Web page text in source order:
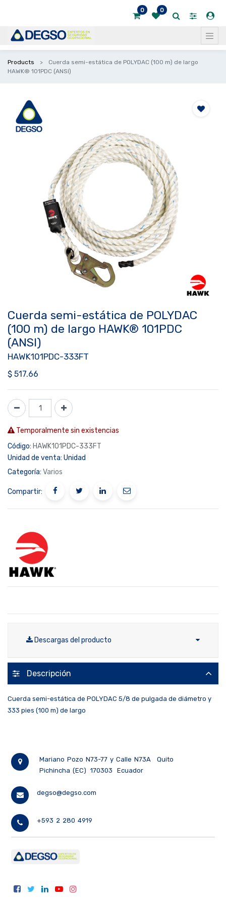
0 0
Products
Cuerda semi-estática de POLYDAC (100 m) de largo
HAWK® 101PDC (ANSI)
Cuerda semi-estática de POLYDAC
(100 m) de largo HAWK® 101PDC
(ANSI)
HAWK101PDC-333FT
$ 517.66
Temporalmente sin existencias
Código: HAWK101PDC-333FT
Unidad de venta: Unidad
Categoría: Varios
Compartir:
Descargas del producto
Descripción
Cuerda semi-estática de POLYDAC 5/8 de pulgada de diámetro y
333 pies (100 m) de largo
Mariano Pozo N73-77 y Calle N73A
Quito
Pichincha (EC)
170303 Ecuador
degso@degso.com
+593 2 280 4919